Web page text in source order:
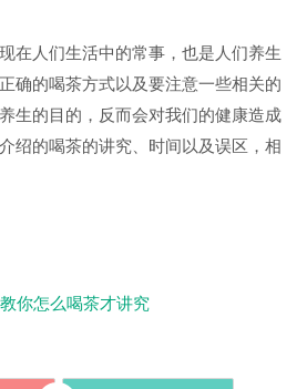
在人们生活中的常事，也是人们养生
确的喝茶方式以及要注意一些相关的
生的目的，反而会对我们的健康造成
绍的喝茶的讲究、时间以及误区，相
教你怎么喝茶才讲究